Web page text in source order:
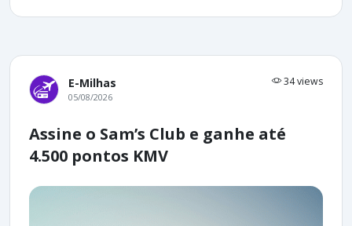
E-Milhas 34 views
05/08/2026
Assine o Sam’s Club e ganhe até
4.500 pontos KMV